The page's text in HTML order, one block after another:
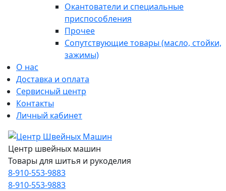
Окантователи и специальные
приспособления
Прочее
Сопутствующие товары (масло, стойки,
зажимы)
О нас
Доставка и оплата
Сервисный центр
Контакты
Личный кабинет
Центр швейных машин
Товары для шитья и рукоделия
8-910-553-9883
8-910-553-9883